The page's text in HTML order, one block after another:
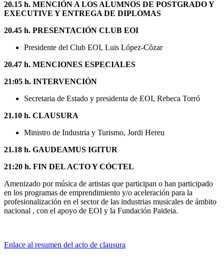
20.15 h. MENCIÓN A LOS ALUMNOS DE POSTGRADO Y
EXECUTIVE Y ENTREGA DE DIPLOMAS
20.45 h. PRESENTACIÓN CLUB EOI
Presidente del Club EOI, Luis López-Cózar
20.47 h. MENCIONES ESPECIALES
21:05 h. INTERVENCIÓN
Secretaria de Estado y presidenta de EOI, Rebeca Torró
21.10 h. CLAUSURA
Ministro de Industria y Turismo, Jordi Hereu
21.18 h. GAUDEAMUS IGITUR
21:20 h. FIN DEL ACTO Y CÓCTEL
Amenizado por música de artistas que participan o han participado
en los programas de emprendimiento y/o aceleración para la
profesionalización en el sector de las industrias musicales de ámbito
nacional , con el apoyo de EOI y la Fundación Paideia.​
Enlace al resumen del acto de clausura